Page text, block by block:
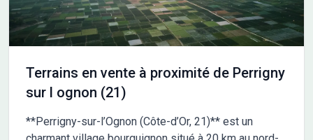
Terrains en vente à proximité de Perrigny
sur l ognon (21)
**Perrigny-sur-l’Ognon (Côte-d’Or, 21)** est un